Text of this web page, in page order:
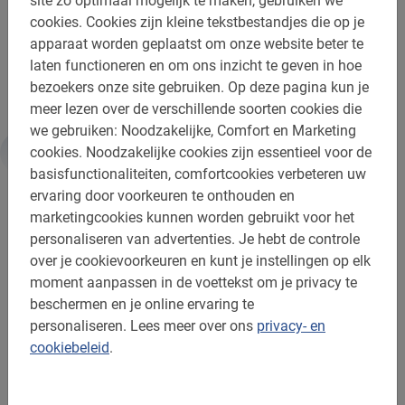
cookies. Cookies zijn kleine tekstbestandjes die op je
apparaat worden geplaatst om onze website beter te
laten functioneren en om ons inzicht te geven in hoe
bezoekers onze site gebruiken. Op deze pagina kun je
meer lezen over de verschillende soorten cookies die
we gebruiken: Noodzakelijke, Comfort en Marketing
cookies. Noodzakelijke cookies zijn essentieel voor de
basisfunctionaliteiten, comfortcookies verbeteren uw
ervaring door voorkeuren te onthouden en
marketingcookies kunnen worden gebruikt voor het
personaliseren van advertenties. Je hebt de controle
over je cookievoorkeuren en kunt je instellingen op elk
moment aanpassen in de voettekst om je privacy te
beschermen en je online ervaring te
personaliseren. Lees meer over ons privacy- en
cookiebeleid.
Let op, de route en highlights van de tour kunnen wat
afwijken vanwege verkeersomleidingen door de stad op
dit moment.
Informatie
Belangrijk om te weten:
Reserveren is verplicht
De betaling is vooraf via de website
Gratis wijzigen of annuleren tot 24u vooraf